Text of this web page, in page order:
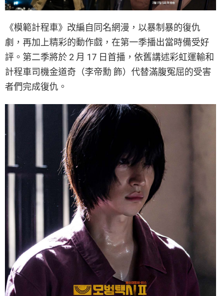
《模範計程車》改編自同名網漫，以暴制暴的復仇
劇，再加上精彩的動作戲，在第一季播出當時備受好
評。第二季將於 2 月 17 日首播，依舊講述彩虹運輸和
計程車司機金道奇（李帝勳 飾）代替滿腹冤屈的受害
者們完成復仇。